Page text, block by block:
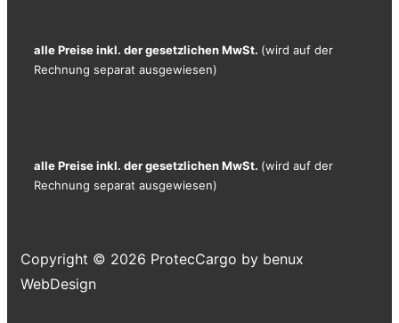
alle Preise inkl. der gesetzlichen MwSt. (wird auf der
Rechnung separat ausgewiesen)
alle Preise inkl. der gesetzlichen MwSt. (wird auf der
Rechnung separat ausgewiesen)
Copyright © 2026 ProtecCargo by benux
WebDesign